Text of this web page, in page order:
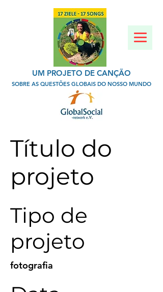
UM PROJETO DE CANÇÃO
SOBRE AS QUESTÕES GLOBAIS DO NOSSO MUNDO
Título do
projeto
Tipo de
projeto
fotografia